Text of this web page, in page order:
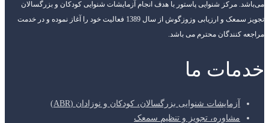
می‌باشد. مرکز شنوایی پاستور با هدف انجام آزمایشات شنوایی کودکان و بزرگسالان
تجویز سمعک و ارزیابی وزوزگوش از سال 1389 فعالیت خود را آغاز نموده و در خدمت
مراجعه کنندگان محترم می باشد.
خدمات ما
آزمایشات شنوایی بزرگسالان، کودکان و نوزادان (ABR)
مشاوره، تجویز و تنظیم سمعک